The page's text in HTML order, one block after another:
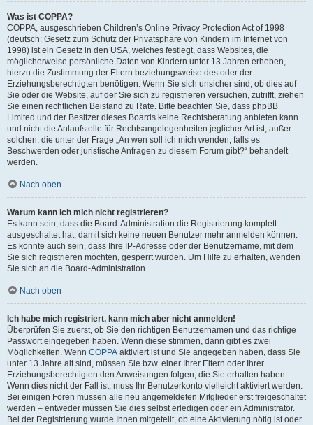
Was ist COPPA?
COPPA, ausgeschrieben Children’s Online Privacy Protection Act of 1998
(deutsch: Gesetz zum Schutz der Privatsphäre von Kindern im Internet von
1998) ist ein Gesetz in den USA, welches festlegt, dass Websites, die
möglicherweise persönliche Daten von Kindern unter 13 Jahren erheben,
hierzu die Zustimmung der Eltern beziehungsweise des oder der
Erziehungsberechtigten benötigen. Wenn Sie sich unsicher sind, ob dies auf
Sie oder die Website, auf der Sie sich zu registrieren versuchen, zutrifft, ziehen
Sie einen rechtlichen Beistand zu Rate. Bitte beachten Sie, dass phpBB
Limited und der Besitzer dieses Boards keine Rechtsberatung anbieten kann
und nicht die Anlaufstelle für Rechtsangelegenheiten jeglicher Art ist; außer
solchen, die unter der Frage „An wen soll ich mich wenden, falls es
Beschwerden oder juristische Anfragen zu diesem Forum gibt?“ behandelt
werden.
Nach oben
Warum kann ich mich nicht registrieren?
Es kann sein, dass die Board-Administration die Registrierung komplett
ausgeschaltet hat, damit sich keine neuen Benutzer mehr anmelden können.
Es könnte auch sein, dass Ihre IP-Adresse oder der Benutzername, mit dem
Sie sich registrieren möchten, gesperrt wurden. Um Hilfe zu erhalten, wenden
Sie sich an die Board-Administration.
Nach oben
Ich habe mich registriert, kann mich aber nicht anmelden!
Überprüfen Sie zuerst, ob Sie den richtigen Benutzernamen und das richtige
Passwort eingegeben haben. Wenn diese stimmen, dann gibt es zwei
Möglichkeiten. Wenn COPPA aktiviert ist und Sie angegeben haben, dass Sie
unter 13 Jahre alt sind, müssen Sie bzw. einer Ihrer Eltern oder Ihrer
Erziehungsberechtigten den Anweisungen folgen, die Sie erhalten haben.
Wenn dies nicht der Fall ist, muss Ihr Benutzerkonto vielleicht aktiviert werden.
Bei einigen Foren müssen alle neu angemeldeten Mitglieder erst freigeschaltet
werden – entweder müssen Sie dies selbst erledigen oder ein Administrator.
Bei der Registrierung wurde Ihnen mitgeteilt, ob eine Aktivierung nötig ist oder